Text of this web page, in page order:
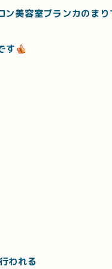
ン美容室ブランカのまり
す
われる